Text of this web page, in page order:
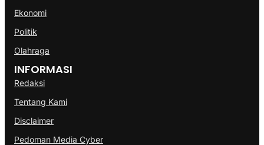
Ekonomi
Politik
Olahraga
INFORMASI
Redaksi
Tentang Kami
Disclaimer
Pedoman Media Cyber